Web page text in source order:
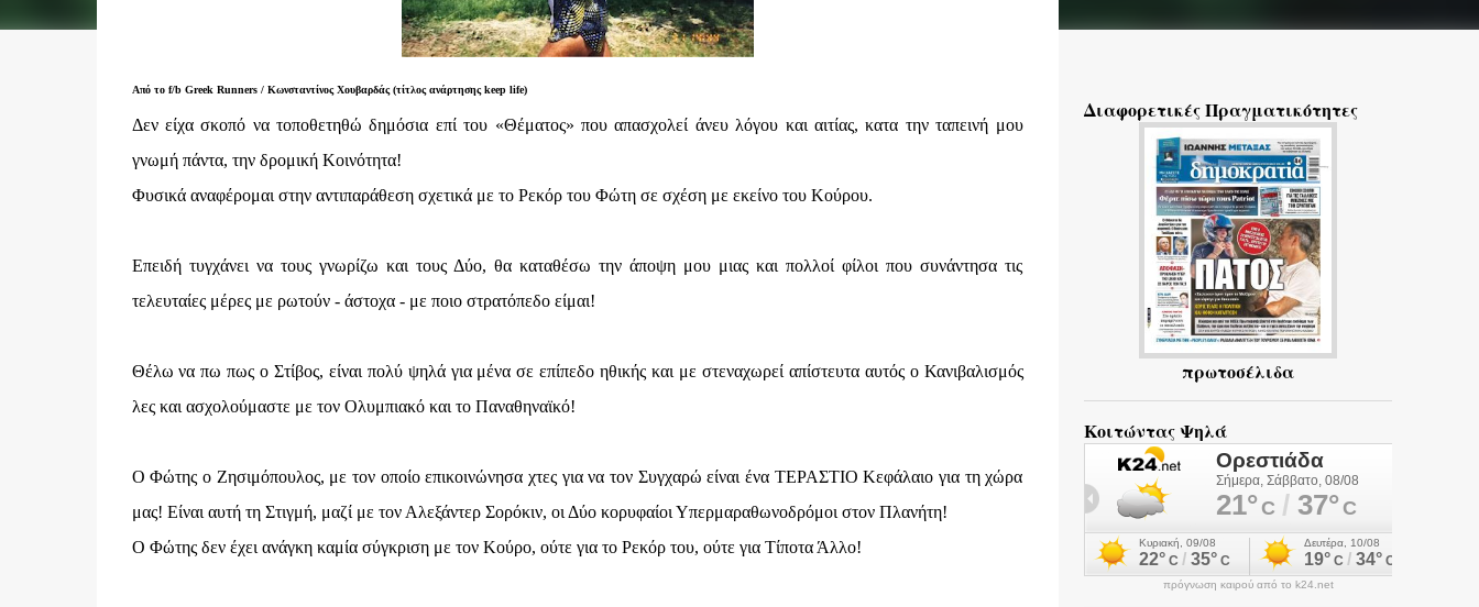
Από το f/b Greek Runners / Κωνσταντίνος Χουβαρδάς (τίτλος ανάρτησης keep life)
Δεν είχα σκοπό να τοποθετηθώ δημόσια επί του «Θέματος» που απασχολεί άνευ λόγου και αιτίας, κατα την ταπεινή μου
γνωμή πάντα, την δρομική Κοινότητα!
Φυσικά αναφέρομαι στην αντιπαράθεση σχετικά με το Ρεκόρ του Φώτη σε σχέση με εκείνο του Κούρου.
Επειδή τυγχάνει να τους γνωρίζω και τους Δύο, θα καταθέσω την άποψη μου μιας και πολλοί φίλοι που συνάντησα τις
τελευταίες μέρες με ρωτούν - άστοχα - με ποιο στρατόπεδο είμαι!
Θέλω να πω πως ο Στίβος, είναι πολύ ψηλά για μένα σε επίπεδο ηθικής και με στεναχωρεί απίστευτα αυτός ο Κανιβαλισμός
λες και ασχολούμαστε με τον Ολυμπιακό και το Παναθηναϊκό!
Ο Φώτης ο Ζησιμόπουλος, με τον οποίο επικοινώνησα χτες για να τον Συγχαρώ είναι ένα ΤΕΡΑΣΤΙΟ Κεφάλαιο για τη χώρα
μας! Είναι αυτή τη Στιγμή, μαζί με τον Αλεξάντερ Σορόκιν, οι Δύο κορυφαίοι Υπερμαραθωνοδρόμοι στον Πλανήτη!
Ο Φώτης δεν έχει ανάγκη καμία σύγκριση με τον Κούρο, ούτε για το Ρεκόρ του, ούτε για Τίποτα Άλλο!
Διαφορετικές Πραγματικότητες
πρωτοσέλιδα
Κοιτώντας Ψηλά
πρόγνωση καιρού από το k24.net